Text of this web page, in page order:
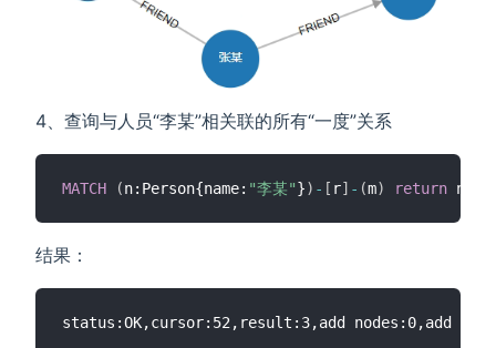
4、查询与人员“李某”相关联的所有“一度”关系
MATCH (n:Person{name: "李某"}) - [ r] - (m) return n
结果：
status:OK,cursor:52,result:3,add nodes:0,add